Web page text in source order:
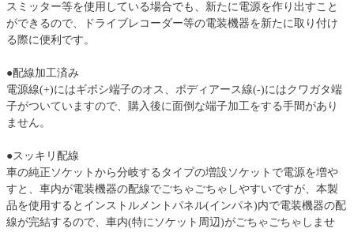
スミッター等を使用している場合でも、新たに電源を作り出すこと
ができるので、ドライブレコーダー等の電装機器を新たに取り付け
る際に便利です。
●配線加工済み
電源線(+)にはギボシ端子のオス、ボディアース線(-)にはクワガタ端
子がついていますので、購入後に面倒な端子加工をする手間があり
ません。
●スッキリ配線
車の純正ソケットから分岐するタイプの増設ソケットで電源を増や
すと、車内が電装機器の配線でごちゃごちゃしやすいですが、本製
品を使用するとインストルメントパネル(インパネ)内で電装機器の配
線が完結するので、車内(特にソケット周辺)がごちゃごちゃしませ